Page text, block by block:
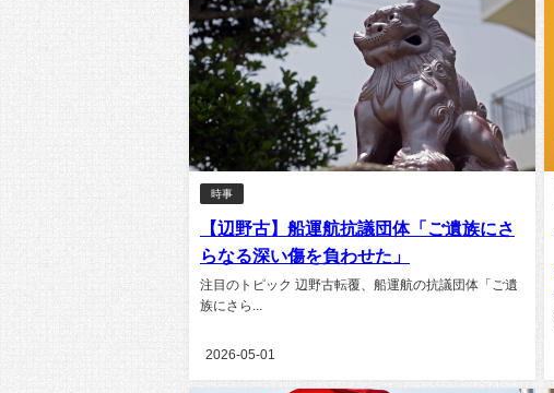
時事
【辺野古】船運航抗議団体「ご遺族にさ
らなる深い傷を負わせた」
注目のトピック 辺野古転覆、船運航の抗議団体「ご遺
族にさら...
2026-05-01